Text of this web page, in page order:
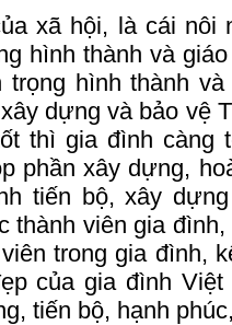
xã hội, là cái
hình thành và
hình thành
dựng và bảo vệ
thì gia đình càng
phần xây dựng,
tiến bộ, xây
thành viên gia
trong gia đình,
của gia đình
tiến bộ, hạnh